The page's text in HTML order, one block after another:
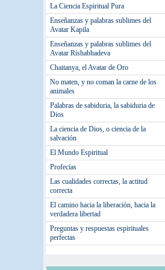
La Ciencia Espiritual Pura
Enseñanzas y palabras sublimes del
Avatar Kapila
Enseñanzas y palabras sublimes del
Avatar Rishabhadeva
Chaitanya, el Avatar de Oro
No maten, y no coman la carne de los
animales
Palabras de sabiduria, la sabiduria de
Dios
La ciencia de Dios, o ciencia de la
salvación
El Mundo Espiritual
Profecías
Las cualidades correctas, la actitud
correcta
El camino hacia la liberación, hacia la
verdadera libertad
Preguntas y respuestas espirituales
perfectas